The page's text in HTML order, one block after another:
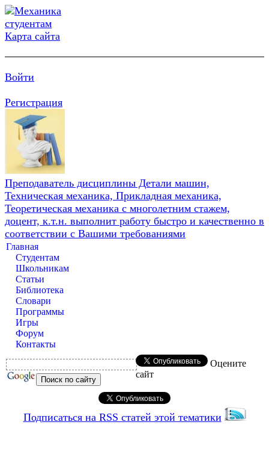
Карта сайта
Войти
Регистрация
Преподаватель дисциплины Детали машин,
Техническая механика, Прикладная механика,
Теоретическая механика с многолетним стажем,
доцент, к.т.н. выполнит работу быстро и качественно в
соответствии с Вашими требованиями
Главная
Студентам
Школьникам
Статьи
Библиотека
Словари
Программы
Игры
Форум
Контакты
Оцените
сайт
Подписаться на RSS статей этой тематики